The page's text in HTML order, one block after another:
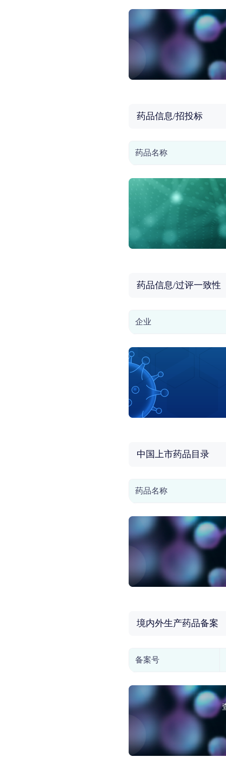
药品信息/招投标
药品名称
药品信息/过评一致性
企业
中国上市药品目录
药品名称
境内外生产药品备案
备案号